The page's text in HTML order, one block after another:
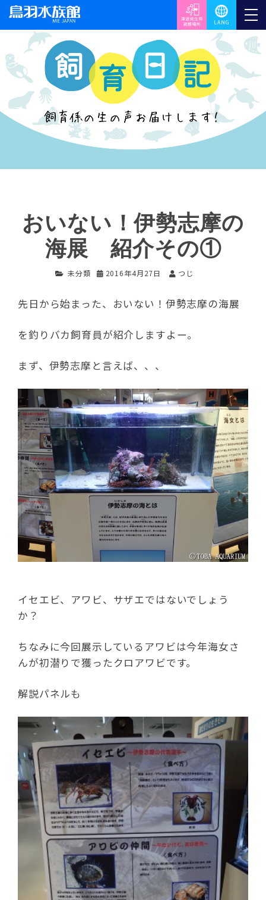
おいない！伊勢志摩の
海展 紹介その①
未分類 2016年4月27日 つじ
先日から始まった、おいない！伊勢志摩の海展
を釣りバカ飼育員が紹介しますよー。
まず、伊勢志摩と言えば、、、
イセエビ、アワビ、サザエではないでしょう
か？
ちなみに今回展示しているアワビは今年海女さ
んが初潜りで獲ったクロアワビです。
解説パネルも